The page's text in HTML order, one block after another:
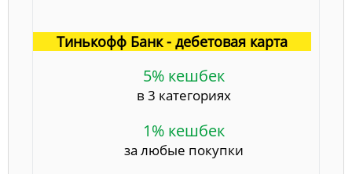
Тинькофф Банк - дебетовая карта
5% кешбек
в 3 категориях
1% кешбек
за любые покупки